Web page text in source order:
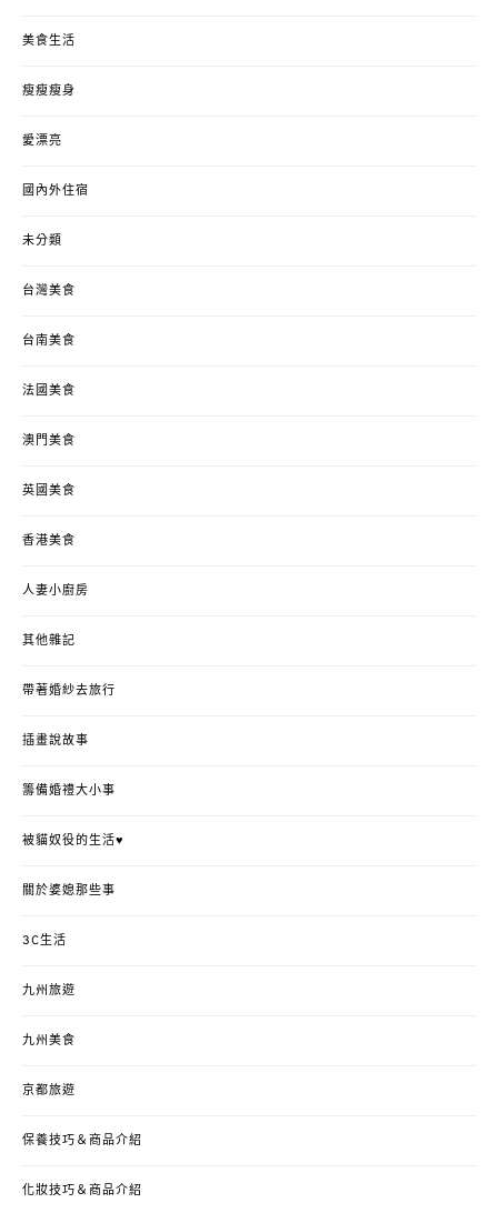
美食生活
瘦瘦瘦身
愛漂亮
國內外住宿
未分類
台灣美食
台南美食
法國美食
澳門美食
英國美食
香港美食
人妻小廚房
其他雜記
帶著婚紗去旅行
插畫說故事
籌備婚禮大小事
被貓奴役的生活♥
關於婆媳那些事
3C生活
九州旅遊
九州美食
京都旅遊
保養技巧＆商品介紹
化妝技巧＆商品介紹